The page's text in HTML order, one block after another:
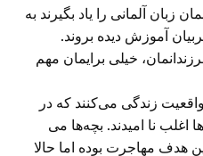
زبان آلمانی را یاد بگیرند به
آموزش دیده بروند.
خیلی برایمان مهم
زندگی می‌کنند که در
اغلب نا امیدند. بچه‌ها می
هدف مهاجرت بوده اما حالا